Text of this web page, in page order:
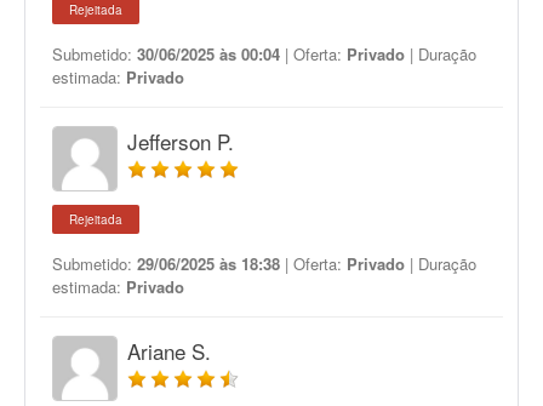
Rejeitada
Submetido: 30/06/2025 às 00:04 | Oferta: Privado | Duração
estimada: Privado
Jefferson P.
Rejeitada
Submetido: 29/06/2025 às 18:38 | Oferta: Privado | Duração
estimada: Privado
Ariane S.